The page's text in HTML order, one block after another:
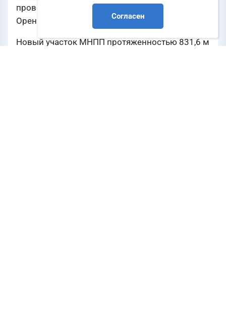
Согласен
проводились в Бугурусланском районе
Оренбургской области.
Новый участок МНПП протяженностью 831,6 м